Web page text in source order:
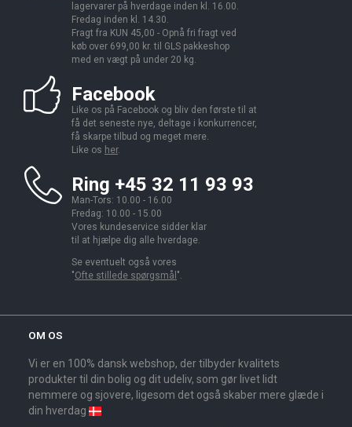
lagervarer på hverdage inden kl. 16.00.
Fredag inden kl. 14.30.
Fragt fra KUN 45,00 - Opnå fri fragt ved
køb over 699,00 kr. til GLS pakkeshop
med en vægt på under 20 kg.
Facebook
Like os på Facebook og bliv den første til at
få det seneste nye, deltage i konkurrencer,
få skarpe tilbud og meget mere.
Like os her.
Ring +45 32 11 93 93
Man-Tors: 10.00 - 16.00
Fredag: 10.00 - 15.00
Vores kundeservice sidder klar
til at hjælpe dig alle hverdage.
Se eventuelt også vores
"Ofte stillede spørgsmål ".
OM OS
Vi er en 100% dansk webshop, der tilbyder kvalitets
produkter til din bolig og dit udeliv, som gør livet lidt
nemmere og sjovere, ligesom det også skaber mere glæde i
din hverdag